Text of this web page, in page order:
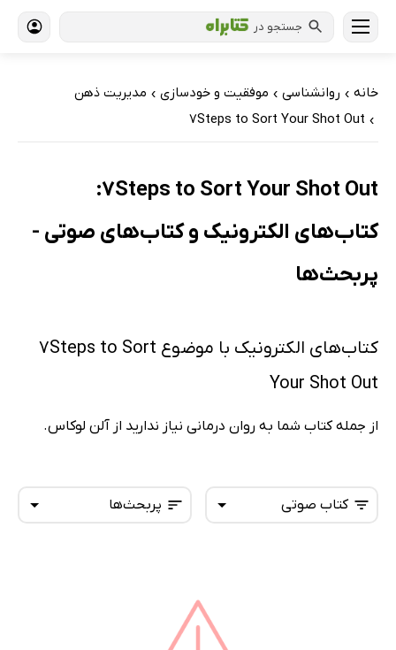
جستجو در
خانه › روانشناسی › موفقیت و خودسازی › مدیریت ذهن
›
7Steps to Sort Your Shot Out
7Steps to Sort Your Shot Out:
کتاب‌های الکترونیک و کتاب‌های صوتی -
پربحث‌ها
کتاب‌های الکترونیک با موضوع 7Steps to Sort
Your Shot Out
از جمله کتاب شما به روان درمانی نیاز ندارید از آلن لوکاس.
پربحث‌ها
پرفروش‌ها
کتاب صوتی